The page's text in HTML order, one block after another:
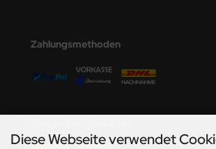
Zahlungsmethoden
Diese Webseite verwendet
Model